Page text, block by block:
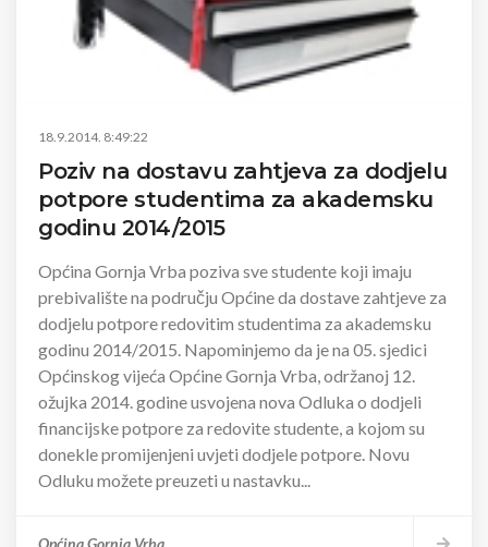
18.9.2014. 8:49:22
Poziv na dostavu zahtjeva za dodjelu
potpore studentima za akademsku
godinu 2014/2015
Općina Gornja Vrba poziva sve studente koji imaju
prebivalište na području Općine da dostave zahtjeve za
dodjelu potpore redovitim studentima za akademsku
godinu 2014/2015. Napominjemo da je na 05. sjedici
Općinskog vijeća Općine Gornja Vrba, održanoj 12.
ožujka 2014. godine usvojena nova Odluka o dodjeli
financijske potpore za redovite studente, a kojom su
donekle promijenjeni uvjeti dodjele potpore. Novu
Odluku možete preuzeti u nastavku...